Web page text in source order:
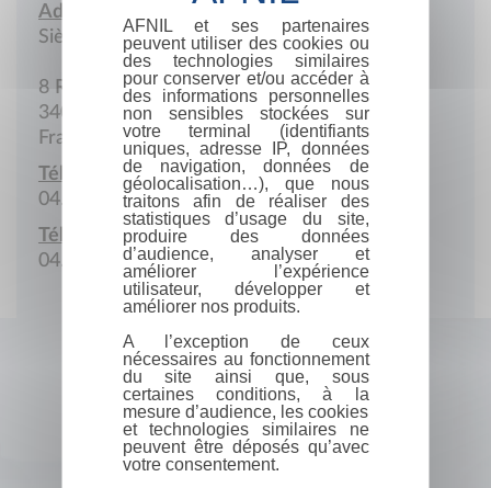
Adresse :
Siège social
8 Rue Saint-Paul
34000 Montpellier
France
Téléphone :
04.67.60.09.60
Télécopie :
04.67.60.09.61
AFNIL et ses partenaires
peuvent utiliser des cookies ou
des technologies similaires
pour conserver et/ou accéder à
des informations personnelles
non sensibles stockées sur
votre terminal (identifiants
uniques, adresse IP, données
de navigation, données de
géolocalisation…), que nous
traitons afin de réaliser des
statistiques d’usage du site,
produire des données
d’audience, analyser et
améliorer l’expérience
utilisateur, développer et
améliorer nos produits.
A l’exception de ceux
nécessaires au fonctionnement
du site ainsi que, sous
certaines conditions, à la
mesure d’audience, les cookies
et technologies similaires ne
peuvent être déposés qu’avec
votre consentement.